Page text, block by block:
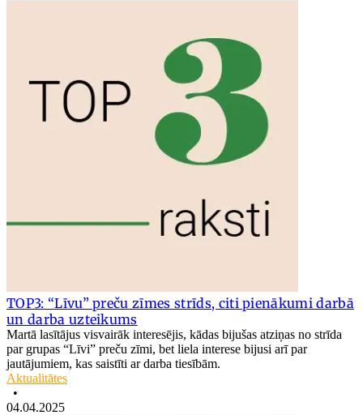
TOP3: “Līvu” preču zīmes strīds, citi pienākumi darbā
un darba uzteikums
Martā lasītājus visvairāk interesējis, kādas bijušas atziņas no strīda
par grupas “Līvi” preču zīmi, bet liela interese bijusi arī par
jautājumiem, kas saistīti ar darba tiesībām.
Aktualitātes
•
04.04.2025